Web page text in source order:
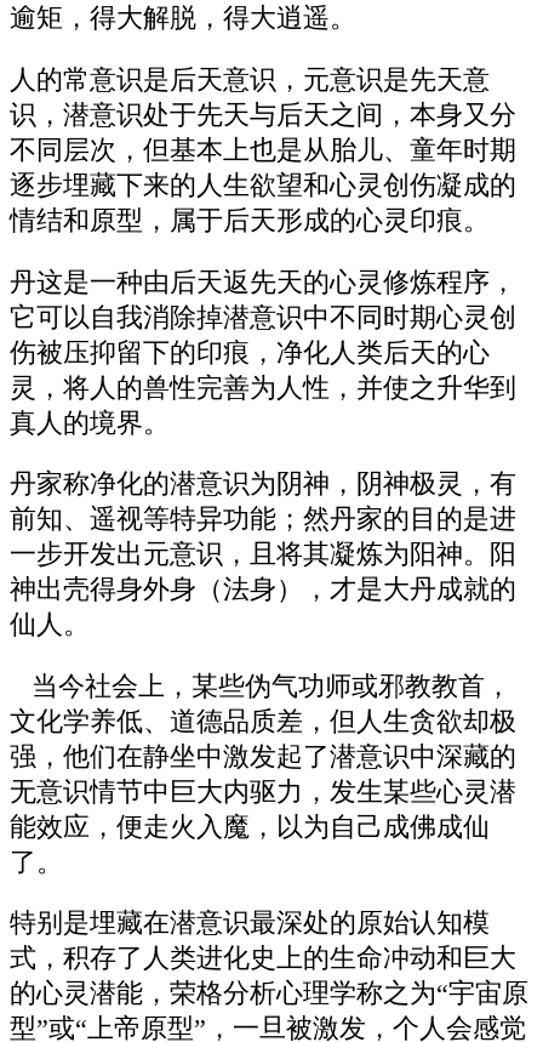
逾矩，得大解脱，得大逍遥。
人的常意识是后天意识，元意识是先天意
识，潜意识处于先天与后天之间，本身又分
不同层次，但基本上也是从胎儿、童年时期
逐步埋藏下来的人生欲望和心灵创伤凝成的
情结和原型，属于后天形成的心灵印痕。
丹这是一种由后天返先天的心灵修炼程序，
它可以自我消除掉潜意识中不同时期心灵创
伤被压抑留下的印痕，净化人类后天的心
灵，将人的兽性完善为人性，并使之升华到
真人的境界。
丹家称净化的潜意识为阴神，阴神极灵，有
前知、遥视等特异功能；然丹家的目的是进
一步开发出元意识，且将其凝炼为阳神。阳
神出壳得身外身（法身），才是大丹成就的
仙人。
当今社会上，某些伪气功师或邪教教首，
文化学养低、道德品质差，但人生贪欲却极
强，他们在静坐中激发起了潜意识中深藏的
无意识情节中巨大内驱力，发生某些心灵潜
能效应，便走火入魔，以为自己成佛成仙
了。
特别是埋藏在潜意识最深处的原始认知模
式，积存了人类进化史上的生命冲动和巨大
的心灵潜能，荣格分析心理学称之为“宇宙原
型”或“上帝原型”，一旦被激发，个人会感觉